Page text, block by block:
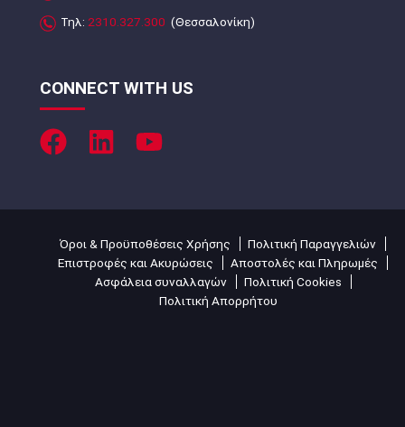
Τηλ: 2310.327.300 (Θεσσαλονίκη)
CONNECT WITH US
Όροι & Προϋποθέσεις Χρήσης
Πολιτική Παραγγελιών
Επιστροφές και Ακυρώσεις
Αποστολές και Πληρωμές
Ασφάλεια συναλλαγών
Πολιτική Cookies
Πολιτική Απορρήτου